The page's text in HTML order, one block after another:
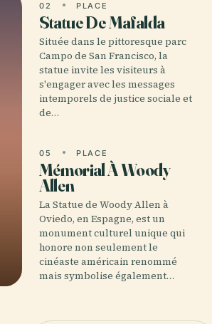
02 PLACE
Statue De Mafalda
Située dans le pittoresque parc
Campo de San Francisco, la
statue invite les visiteurs à
s'engager avec les messages
intemporels de justice sociale et
de…
05 PLACE
Mémorial À Woody
Allen
La Statue de Woody Allen à
Oviedo, en Espagne, est un
monument culturel unique qui
honore non seulement le
cinéaste américain renommé
mais symbolise également…